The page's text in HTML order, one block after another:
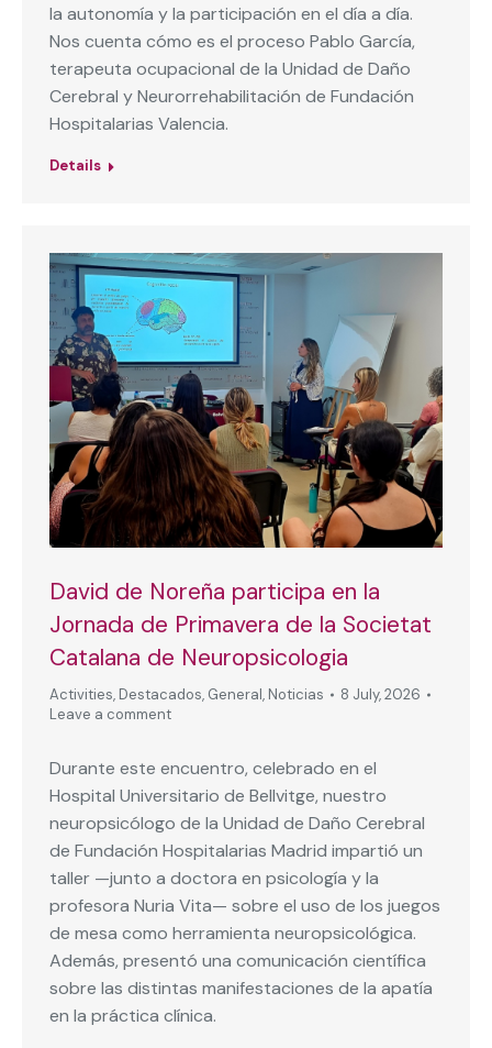
la autonomía y la participación en el día a día.
Nos cuenta cómo es el proceso Pablo García,
terapeuta ocupacional de la Unidad de Daño
Cerebral y Neurorrehabilitación de Fundación
Hospitalarias Valencia.
Details
David de Noreña participa en la
Jornada de Primavera de la Societat
Catalana de Neuropsicologia
Activities, Destacados, General, Noticias
8 July, 2026
Leave a comment
Durante este encuentro, celebrado en el
Hospital Universitario de Bellvitge, nuestro
neuropsicólogo de la Unidad de Daño Cerebral
de Fundación Hospitalarias Madrid impartió un
taller —junto a doctora en psicología y la
profesora Nuria Vita— sobre el uso de los juegos
de mesa como herramienta neuropsicológica.
Además, presentó una comunicación científica
sobre las distintas manifestaciones de la apatía
en la práctica clínica.